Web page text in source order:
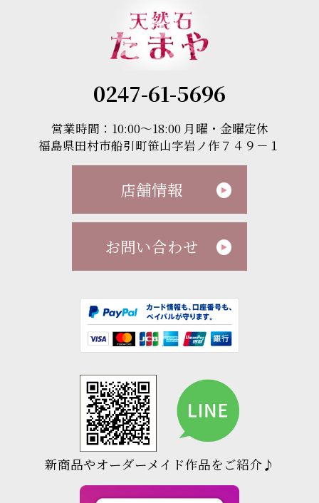
0247-61-5696
営業時間：10:00～18:00 月曜・金曜定休
福島県田村市船引町笹山字岩ノ作７４９－１
店舗情報
お問い合わせ
新商品やオーダーメイド作品をご紹介♪